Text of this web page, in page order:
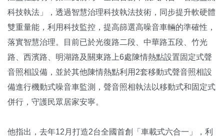
科技執法」，透過智慧治理科技執法技術，同步提升軟硬體
雙重量能，利用科技監控，提高篩選高噪音車輛的準確性，
落實智慧治理。目前已於光復路二段、中華路五段、竹光
路、西濱路、明湖路及關東路上6處陳情熱點設置固定式聲
音照相設備，並於其他陳情熱點利用2套移動式聲音照相設
備進行機動式噪音車監測，聲音照相執法以移動式和固定式
併行，守護民眾居家安寧。
他指出，去年12月打造2台全國首創「車載式六合一」，利